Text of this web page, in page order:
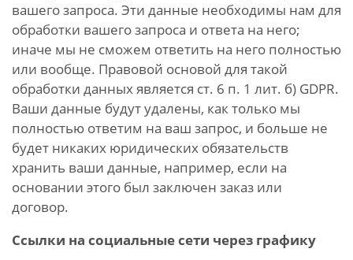
вашего запроса. Эти данные необходимы нам для
обработки вашего запроса и ответа на него;
иначе мы не сможем ответить на него полностью
или вообще. Правовой основой для такой
обработки данных является ст. 6 п. 1 лит. б) GDPR.
Ваши данные будут удалены, как только мы
полностью ответим на ваш запрос, и больше не
будет никаких юридических обязательств
хранить ваши данные, например, если на
основании этого был заключен заказ или
договор.
Ссылки на социальные сети через графику